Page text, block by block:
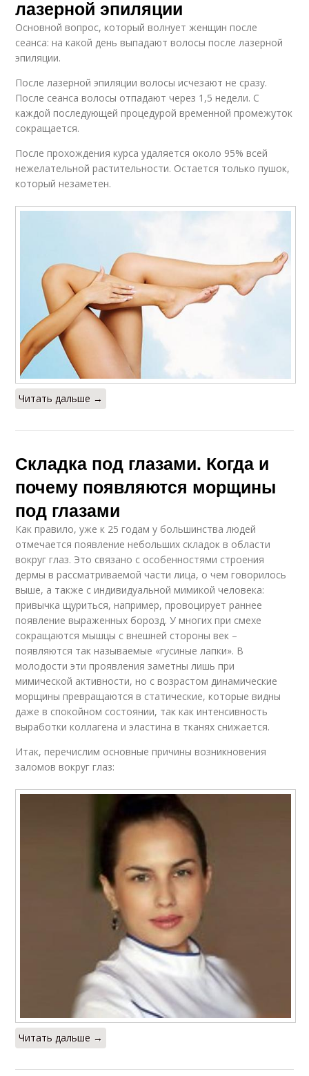
лазерной эпиляции
Основной вопрос, который волнует женщин после
сеанса: на какой день выпадают волосы после лазерной
эпиляции.
После лазерной эпиляции волосы исчезают не сразу.
После сеанса волосы отпадают через 1,5 недели. С
каждой последующей процедурой временной промежуток
сокращается.
После прохождения курса удаляется около 95% всей
нежелательной растительности. Остается только пушок,
который незаметен.
Читать дальше →
Складка под глазами. Когда и
почему появляются морщины
под глазами
Как правило, уже к 25 годам у большинства людей
отмечается появление небольших складок в области
вокруг глаз. Это связано с особенностями строения
дермы в рассматриваемой части лица, о чем говорилось
выше, а также с индивидуальной мимикой человека:
привычка щуриться, например, провоцирует раннее
появление выраженных борозд. У многих при смехе
сокращаются мышцы с внешней стороны век –
появляются так называемые «гусиные лапки». В
молодости эти проявления заметны лишь при
мимической активности, но с возрастом динамические
морщины превращаются в статические, которые видны
даже в спокойном состоянии, так как интенсивность
выработки коллагена и эластина в тканях снижается.
Итак, перечислим основные причины возникновения
заломов вокруг глаз:
Читать дальше →